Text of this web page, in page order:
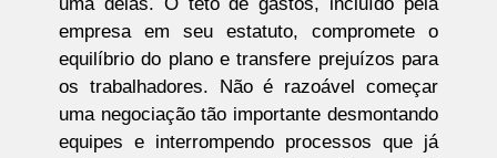
empresa em seu estatuto, compromete o
equilíbrio do plano e transfere prejuízos para
os trabalhadores. Não é razoável começar
uma negociação tão importante desmontando
equipes e interrompendo processos que já